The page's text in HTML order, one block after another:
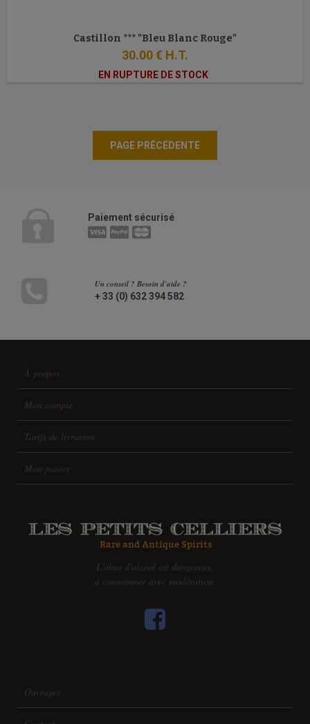
Castillon *** "Bleu Blanc Rouge"
30.00€ H.T.
EN RUPTURE DE STOCK
Paiement sécurisé
Un conseil ? Besoin d'aide ?
+ 33 (0) 632 394 582
À propos
Mon compte
Tarifs de livraison
Mon panier
L'abus d'alcool est dangereux,
à consommer avec modération.
Ouvrages